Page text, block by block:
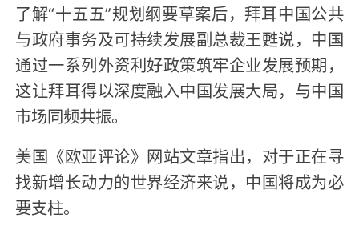
了解“十五五”规划纲要草案后，拜耳中国公共
与政府事务及可持续发展副总裁王甦说，中国
通过一系列外资利好政策筑牢企业发展预期，
这让拜耳得以深度融入中国发展大局，与中国
市场同频共振。
美国《欧亚评论》网站文章指出，对于正在寻
找新增长动力的世界经济来说，中国将成为必
要支柱。